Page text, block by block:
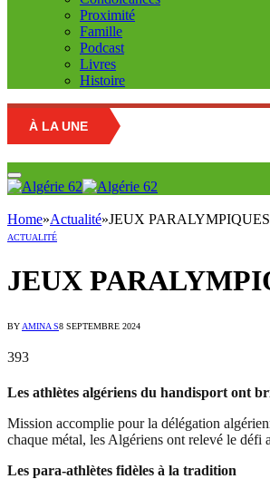
Proximité
Famille
Podcast
Livres
Histoire
À LA UNE
Home»Actualité»JEUX PARALYMPIQUES
ACTUALITÉ
JEUX
BYAMINA S8 SEPTEMBRE 2024
393
Les athlètes algériens du handisport ont
Mission accomplie pour la délégation
chaque métal, les Algériens ont relevé le défi
Les para-athlètes fidèles à la tradition